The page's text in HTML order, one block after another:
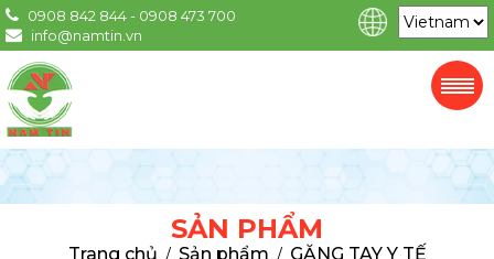
0908 842 844 - 0908 473 700
info@namtin.vn
SẢN PHẨM
Trang chủ / Sản phẩm / GĂNG TAY Y TẾ